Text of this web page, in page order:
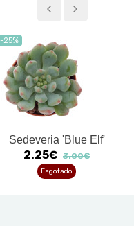
-25%
Sedeveria 'Blue Elf'
2.25€ 3.00€
Esgotado